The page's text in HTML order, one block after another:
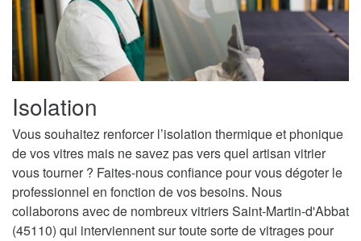
Isolation
Vous souhaitez renforcer l’isolation thermique et phonique
de vos vitres mais ne savez pas vers quel artisan vitrier
vous tourner ? Faites-nous confiance pour vous dégoter le
professionnel en fonction de vos besoins. Nous
collaborons avec de nombreux vitriers Saint-Martin-d'Abbat
(45110) qui interviennent sur toute sorte de vitrages pour